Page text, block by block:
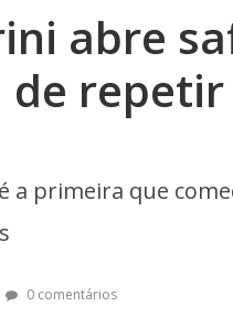
abre
a primeira que
0 comentários